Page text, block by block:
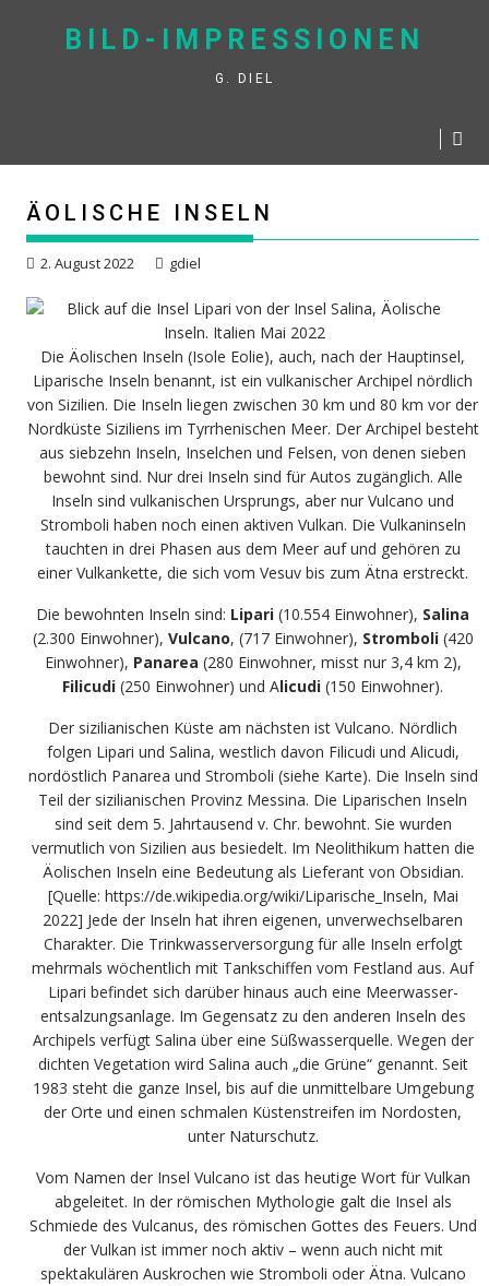
to
BILD-IMPRESSIONEN
G. DIEL
ÄOLISCHE INSELN
2. August 2022 gdiel
Die Äolischen Inseln (Isole Eolie), auch, nach der Hauptinsel,
Liparische Inseln benannt, ist ein vulkanischer Archipel nördlich
von Sizilien. Die Inseln liegen zwischen 30 km und 80 km vor der
Nordküste Siziliens im Tyrrhenischen Meer. Der Archipel besteht
aus siebzehn Inseln, Inselchen und Felsen, von denen sieben
bewohnt sind. Nur drei Inseln sind für Autos zugänglich. Alle
Inseln sind vulkanischen Ursprungs, aber nur Vulcano und
Stromboli haben noch einen aktiven Vulkan. Die Vulkaninseln
tauchten in drei Phasen aus dem Meer auf und gehören zu
einer Vulkankette, die sich vom Vesuv bis zum Ätna erstreckt.
Die bewohnten Inseln sind: Lipari (10.554 Einwohner), Salina
(2.300 Einwohner), Vulcano, (717 Einwohner), Stromboli(420
Einwohner), Panarea (280 Einwohner, misst nur 3,4 km 2),
Filicudi (250 Einwohner) und Alicudi (150 Einwohner).
Der sizilianischen Küste am nächsten ist Vulcano. Nördlich
folgen Lipari und Salina, westlich davon Filicudi und Alicudi,
nordöstlich Panarea und Stromboli (siehe Karte). Die Inseln sind
Teil der sizilianischen Provinz Messina. Die Liparischen Inseln
sind seit dem 5. Jahrtausend v. Chr. bewohnt. Sie wurden
vermutlich von Sizilien aus besiedelt. Im Neolithikum hatten die
Äolischen Inseln eine Bedeutung als Lieferant von Obsidian.
[Quelle: https://de.wikipedia.org­/wiki/Liparische_Inseln, Mai
2022] Jede der Inseln hat ihren eigenen, unverwechselbaren
Charakter. Die Trinkwasserversorgung für alle Inseln erfolgt
mehrmals wöchentlich mit Tankschiffen vom Festland aus. Auf
Lipari befindet sich darüber hinaus auch eine Meerwasser­
entsalzungs­anlage. Im Gegensatz zu den anderen Inseln des
Archipels verfügt Salina über eine Süßwasserquelle. Wegen der
dichten Vegetation wird Salina auch „die Grüne“ genannt. Seit
1983 steht die ganze Insel, bis auf die unmittelbare Umgebung
der Orte und einen schmalen Küstenstreifen im Nordosten,
unter Naturschutz.
Vom Namen der Insel Vulcano ist das heutige Wort für Vulkan
abgeleitet. In der römischen Mythologie galt die Insel als
Schmiede des Vulcanus, des römischen Gottes des Feuers. Und
der Vulkan ist immer noch aktiv – wenn auch nicht mit
spektakulären Auskrochen wie Stromboli oder Ätna. Vulcano